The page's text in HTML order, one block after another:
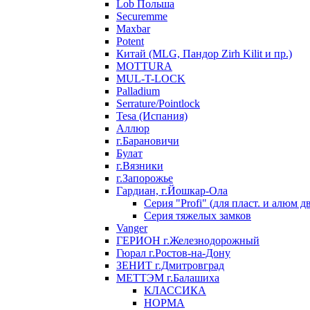
Lob Польша
Securemme
Maxbar
Potent
Китай (MLG, Пандор Zirh Kilit и пр.)
MOTTURA
MUL-T-LOCK
Palladium
Serrature/Pointlock
Tesa (Испания)
Аллюр
г.Барановичи
Булат
г.Вязники
г.Запорожье
Гардиан, г.Йошкар-Ола
Серия "Profi" (для пласт. и алюм
Серия тяжелых замков
Vanger
ГЕРИОН г.Железнодорожный
Гюрал г.Ростов-на-Дону
ЗЕНИТ г.Дмитровград
МЕТТЭМ г.Балашиха
КЛАССИКА
НОРМА